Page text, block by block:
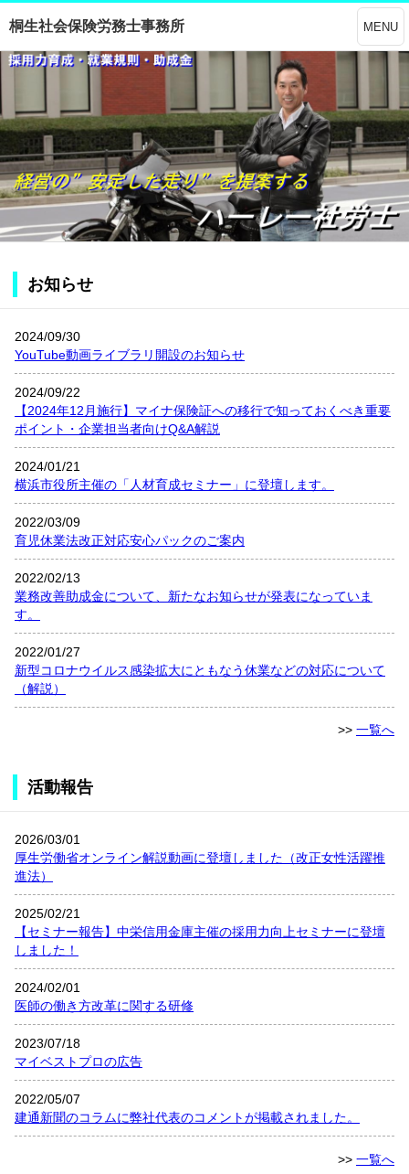
桐生社会保険労務士事務所 MENU
お知らせ
2024/09/30
YouTube動画ライブラリ開設のお知らせ
2024/09/22
【2024年12月施行】マイナ保険証への移行で知っておくべき重要
ポイント・企業担当者向けQ&A解説
2024/01/21
横浜市役所主催の「人材育成セミナー」に登壇します。
2022/03/09
育児休業法改正対応安心パックのご案内
2022/02/13
業務改善助成金について、新たなお知らせが発表になっていま
す。
2022/01/27
新型コロナウイルス感染拡大にともなう休業などの対応について
（解説）
>> 一覧へ
活動報告
2026/03/01
厚生労働省オンライン解説動画に登壇しました（改正女性活躍推
進法）
2025/02/21
【セミナー報告】中栄信用金庫主催の採用力向上セミナーに登壇
しました！
2024/02/01
医師の働き方改革に関する研修
2023/07/18
マイベストプロの広告
2022/05/07
建通新聞のコラムに弊社代表のコメントが掲載されました。
>> 一覧へ